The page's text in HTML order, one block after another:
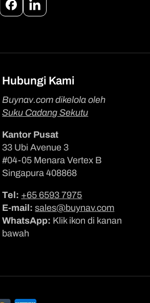
FacebookInstagram
Hubungi Kami
Buynav.com dikelola oleh
Suku Cadang Sekutu
Kantor Pusat
33 Ubi Avenue 3
#04-05 Menara Vertex B
Singapura 408868
Tel: +65 6593 7975
E-mail: sales@buynav.com
WhatsApp: Klik ikon di kanan
bawah